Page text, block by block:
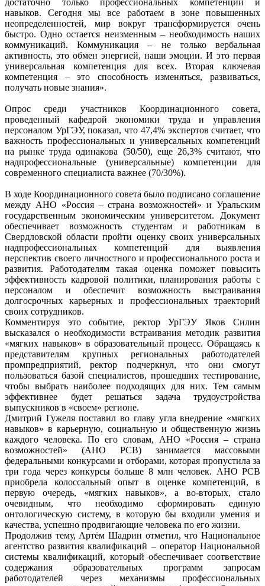
достаточно только профессиональных компетенций и
навыков. Сегодня мы все работаем в зоне повышенных
неопределенностей, мир вокруг трансформируется очень
быстро. Одно остается неизменным – необходимость наших
коммуникаций. Коммуникация – не только вербальная
активность, это обмен энергией, наши эмоции. И это первая
универсальная компетенция для всех. Вторая ключевая
компетенция – это способность изменяться, развиваться,
получать новые знания».
Опрос среди участников Координационного совета,
проведенный кафедрой экономики труда и управления
персоналом УрГЭУ, показал, что 47,4% экспертов считает, что
важность профессиональных и универсальных компетенций
на рынке труда одинакова (50/50), еще 26,3% считают, что
надпрофессиональные (универсальные) компетенции для
современного специалиста важнее (70/30%).
В ходе Координационного совета было подписано соглашение
между АНО «Россия – страна возможностей» и Уральским
государственным экономическим университетом. Документ
обеспечивает возможность студентам и работникам в
Свердловской области пройти оценку своих универсальных
надпрофессиональных компетенций для выявления
перспектив своего личностного и профессионального роста и
развития. Работодателям такая оценка поможет повысить
эффективность кадровой политики, планирования работы с
персоналом и обеспечит возможность выстраивания
долгосрочных карьерных и профессиональных траекторий
своих сотрудников.
Комментируя это событие, ректор УрГЭУ Яков Силин
высказался о необходимости встраивания методик развития
«мягких навыков» в образовательный процесс. Обращаясь к
представителям крупных региональных работодателей
промпредприятий, ректор подчеркнул, что они смогут
пользоваться базой специалистов, прошедших тестирование,
чтобы выбрать наиболее подходящих для них. Тем самым
эффективнее будет решаться задача трудоустройства
выпускников в «своем» регионе.
Дмитрий Гужеля поставил во главу угла внедрение «мягких
навыков» в карьерную, социальную и общественную жизнь
каждого человека. По его словам, АНО «Россия – страна
возможностей» (АНО РСВ) занимается массовыми
федеральными конкурсами и отборами, которая пропустила за
три года через конкурсы больше 8 млн человек. АНО РСВ
приобрела колоссальный опыт в оценке компетенций, в
первую очередь, «мягких навыков», а во-вторых, стало
очевидным, что необходимо сформировать единую
онтологическую систему, в которую бы входили умения и
качества, успешно продвигающие человека по его жизни.
Продолжив тему, Артём Шадрин отметил, что Национальное
агентство развития квалификаций – оператор Национальной
системы квалификаций, который обеспечивает соответствие
содержания образовательных программ запросам
работодателей через механизмы профессиональных